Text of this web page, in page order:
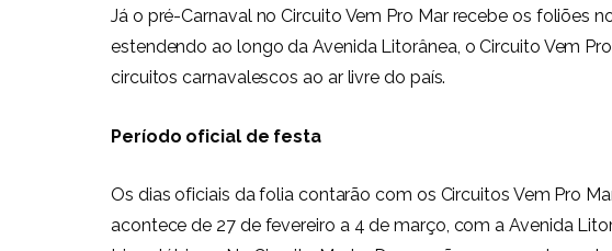
Já o pré-Carnaval no Circuito Vem Pro Mar recebe os foliões
estendendo ao longo da Avenida Litorânea, o Circuito Vem
circuitos carnavalescos ao ar livre do país.
Período oficial de festa
Os dias oficiais da folia contarão com os Circuitos Vem Pro
acontece de 27 de fevereiro a 4 de março, com a Avenida